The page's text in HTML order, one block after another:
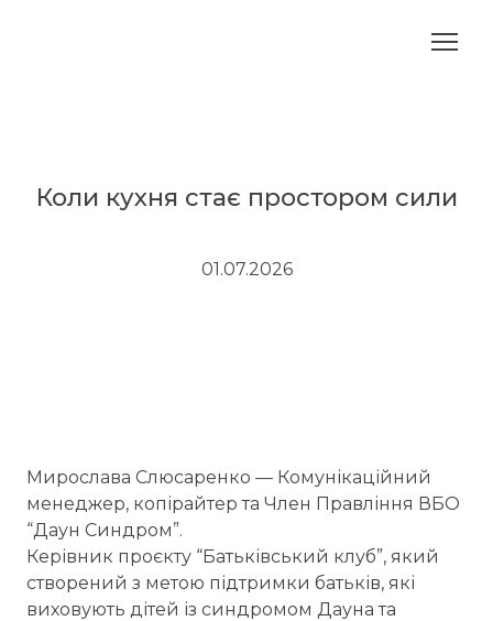
Коли кухня стає простором сили
01.07.2026
Мирослава Слюсаренко — Комунікаційний
менеджер, копірайтер та Член Правління ВБО
“Даун Синдром”.
Керівник проєкту “Батьківський клуб”, який
створений з метою підтримки батьків, які
виховують дітей із синдромом Дауна та